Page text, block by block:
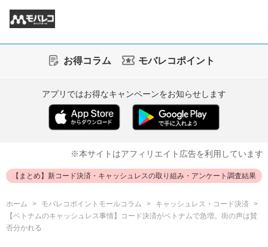
お得コラム モバレコポイント
アプリではお得なキャンペーンをお知らせします
※本サイトはアフィリエイト広告を利用しています
【まとめ】新コード決済・キャッシュレスの取り組み・アンケート調査結果
ホーム モバレコポイントモールコラム
キャッシュレス・コード決済
【ベトナムのキャッシュレス事情】コード決済がベトナムで急増。街の声は賛
否分かれる